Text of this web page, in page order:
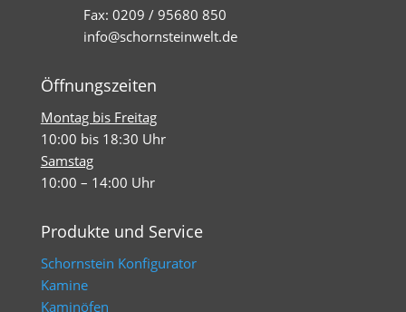
Fax: 0209 / 95680 850
info@schornsteinwelt.de
Öffnungszeiten
Montag bis Freitag
10:00 bis 18:30 Uhr
Samstag
10:00 – 14:00 Uhr
Produkte und Service
Schornstein Konfigurator
Kamine
Kaminöfen